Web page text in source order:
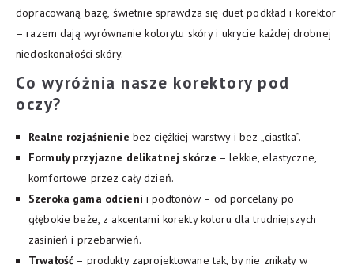
dopracowaną bazę, świetnie sprawdza się duet podkład i korektor
– razem dają wyrównanie kolorytu skóry i ukrycie każdej drobnej
niedoskonałości skóry.
Co wyróżnia nasze korektory pod
oczy?
Realne rozjaśnienie bez ciężkiej warstwy i bez „ciastka”.
Formuły przyjazne delikatnej skórze – lekkie, elastyczne,
komfortowe przez cały dzień.
Szeroka gama odcieni i podtonów – od porcelany po
głębokie beże, z akcentami korekty koloru dla trudniejszych
zasinień i przebarwień.
Trwałość – produkty zaprojektowane tak, by nie znikały w